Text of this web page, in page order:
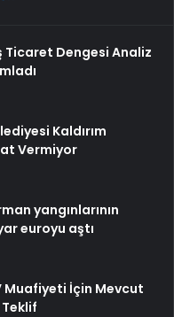
Ticaret Dengesi Analiz
Kaldırım
Vermiyor
yangınlarının
euroyu aştı
Muafiyeti İçin Mevcut